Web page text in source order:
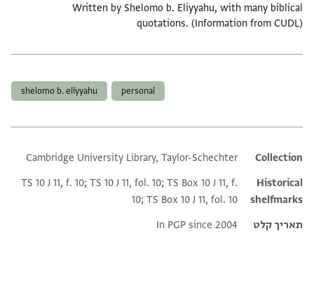
Written by Shelomo b. Eliyyahu, with many biblical
quotations. (Information from CUDL)
personal
shelomo b. eliyyahu
Additional metadata
Collection
Cambridge University Library, Taylor-Schechter
Historical
shelfmarks
TS 10 J 11, f. 10; TS 10 J 11, fol. 10; TS Box 10 J 11, f.
10; TS Box 10 J 11, fol. 10
תאריך קלט
In PGP since 2004